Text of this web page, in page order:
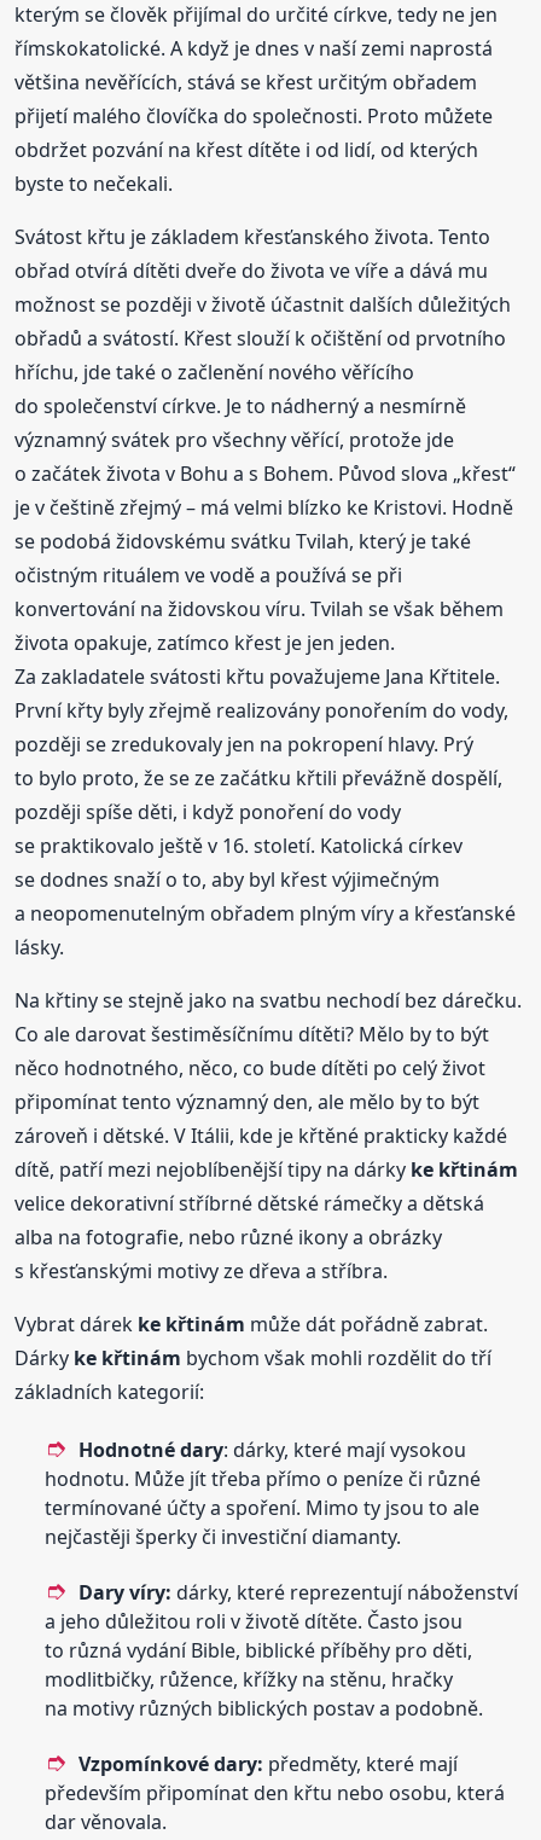
kterým se člověk přijímal do určité církve, tedy ne jen
římskokatolické. A když je dnes v naší zemi naprostá
většina nevěřících, stává se křest určitým obřadem
přijetí malého človíčka do společnosti. Proto můžete
obdržet pozvání na křest dítěte i od lidí, od kterých
byste to nečekali.
Svátost křtu je základem křesťanského života. Tento
obřad otvírá dítěti dveře do života ve víře a dává mu
možnost se později v životě účastnit dalších důležitých
obřadů a svátostí. Křest slouží k očištění od prvotního
hříchu, jde také o začlenění nového věřícího
do společenství církve. Je to nádherný a nesmírně
významný svátek pro všechny věřící, protože jde
o začátek života v Bohu a s Bohem. Původ slova „křest“
je v češtině zřejmý – má velmi blízko ke Kristovi. Hodně
se podobá židovskému svátku Tvilah, který je také
očistným rituálem ve vodě a používá se při
konvertování na židovskou víru. Tvilah se však během
života opakuje, zatímco křest je jen jeden.
Za zakladatele svátosti křtu považujeme Jana Křtitele.
První křty byly zřejmě realizovány ponořením do vody,
později se zredukovaly jen na pokropení hlavy. Prý
to bylo proto, že se ze začátku křtili převážně dospělí,
později spíše děti, i když ponoření do vody
se praktikovalo ještě v 16. století. Katolická církev
se dodnes snaží o to, aby byl křest výjimečným
a neopomenutelným obřadem plným víry a křesťanské
lásky.
Na křtiny se stejně jako na svatbu nechodí bez dárečku.
Co ale darovat šestiměsíčnímu dítěti? Mělo by to být
něco hodnotného, něco, co bude dítěti po celý život
připomínat tento významný den, ale mělo by to být
zároveň i dětské. V Itálii, kde je křtěné prakticky každé
dítě, patří mezi nejoblíbenější tipy na dárky ke křtinám
velice dekorativní stříbrné dětské rámečky a dětská
alba na fotografie, nebo různé ikony a obrázky
s křesťanskými motivy ze dřeva a stříbra.
Vybrat dárek ke křtinám může dát pořádně zabrat.
Dárky ke křtinám bychom však mohli rozdělit do tří
základních kategorií:
Hodnotné dary: dárky, které mají vysokou
hodnotu. Může jít třeba přímo o peníze či různé
termínované účty a spoření. Mimo ty jsou to ale
nejčastěji šperky či investiční diamanty.
Dary víry: dárky, které reprezentují náboženství
a jeho důležitou roli v životě dítěte. Často jsou
to různá vydání Bible, biblické příběhy pro děti,
modlitbičky, růžence, křížky na stěnu, hračky
na motivy různých biblických postav a podobně.
Vzpomínkové dary: předměty, které mají
především připomínat den křtu nebo osobu, která
dar věnovala.